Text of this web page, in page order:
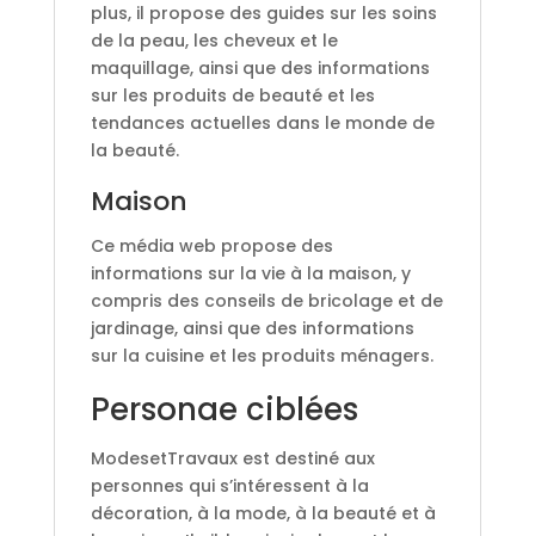
plus, il propose des guides sur les soins
de la peau, les cheveux et le
maquillage, ainsi que des informations
sur les produits de beauté et les
tendances actuelles dans le monde de
la beauté.
Maison
Ce média web propose des
informations sur la vie à la maison, y
compris des conseils de bricolage et de
jardinage, ainsi que des informations
sur la cuisine et les produits ménagers.
Personae ciblées
ModesetTravaux est destiné aux
personnes qui s’intéressent à la
décoration, à la mode, à la beauté et à